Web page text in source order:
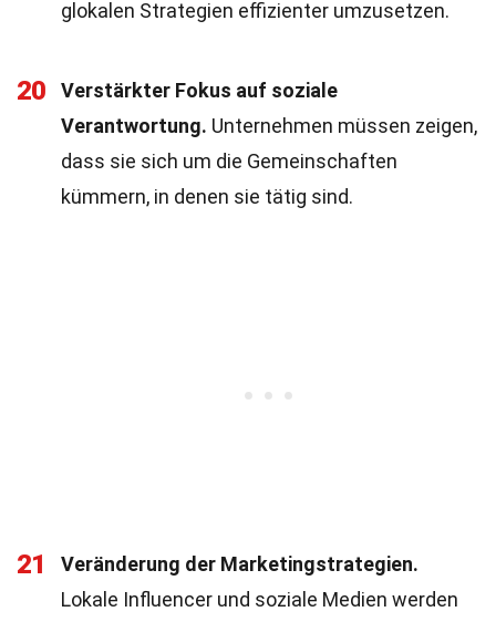
glokalen Strategien effizienter umzusetzen.
20
Verstärkter Fokus auf soziale
Verantwortung. Unternehmen müssen zeigen,
dass sie sich um die Gemeinschaften
kümmern, in denen sie tätig sind.
21
Veränderung der Marketingstrategien.
Lokale Influencer und soziale Medien werden